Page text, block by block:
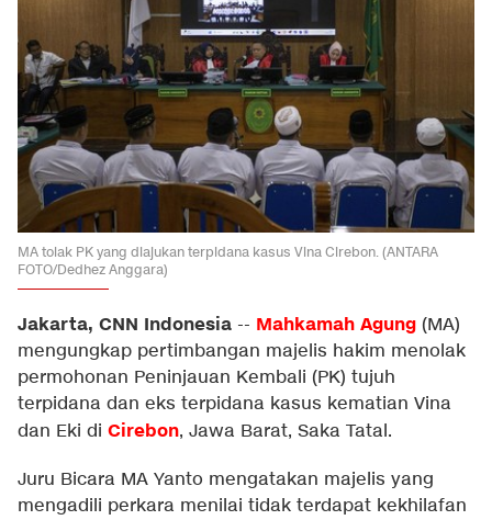
MA tolak PK yang diajukan terpidana kasus Vina Cirebon. (ANTARA
FOTO/Dedhez Anggara)
Jakarta, CNN Indonesia -- Mahkamah Agung (MA)
mengungkap pertimbangan majelis hakim menolak
permohonan Peninjauan Kembali (PK) tujuh
terpidana dan eks terpidana kasus kematian Vina
dan Eki di Cirebon, Jawa Barat, Saka Tatal.
Juru Bicara MA Yanto mengatakan majelis yang
mengadili perkara menilai tidak terdapat kekhilafan